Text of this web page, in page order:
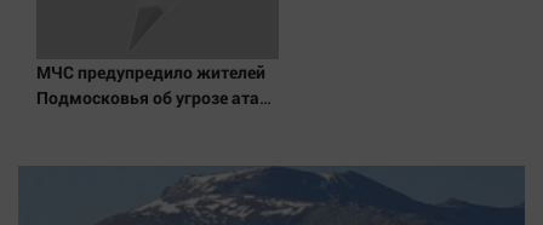
МЧС предупредило жителей
Подмосковья об угрозе атаки